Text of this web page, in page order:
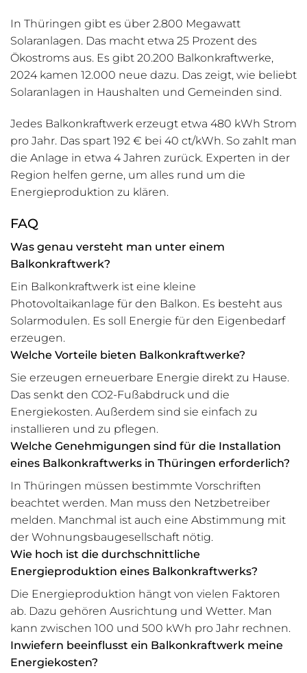
In Thüringen gibt es über 2.800 Megawatt
Solaranlagen. Das macht etwa 25 Prozent des
Ökostroms aus. Es gibt 20.200 Balkonkraftwerke,
2024 kamen 12.000 neue dazu. Das zeigt, wie beliebt
Solaranlagen in Haushalten und Gemeinden sind.
Jedes Balkonkraftwerk erzeugt etwa 480 kWh Strom
pro Jahr. Das spart 192 € bei 40 ct/kWh. So zahlt man
die Anlage in etwa 4 Jahren zurück. Experten in der
Region helfen gerne, um alles rund um die
Energieproduktion zu klären.
FAQ
Was genau versteht man unter einem
Balkonkraftwerk?
Ein Balkonkraftwerk ist eine kleine
Photovoltaikanlage für den Balkon. Es besteht aus
Solarmodulen. Es soll Energie für den Eigenbedarf
erzeugen.
Welche Vorteile bieten Balkonkraftwerke?
Sie erzeugen erneuerbare Energie direkt zu Hause.
Das senkt den CO2-Fußabdruck und die
Energiekosten. Außerdem sind sie einfach zu
installieren und zu pflegen.
Welche Genehmigungen sind für die Installation
eines Balkonkraftwerks in Thüringen erforderlich?
In Thüringen müssen bestimmte Vorschriften
beachtet werden. Man muss den Netzbetreiber
melden. Manchmal ist auch eine Abstimmung mit
der Wohnungsbaugesellschaft nötig.
Wie hoch ist die durchschnittliche
Energieproduktion eines Balkonkraftwerks?
Die Energieproduktion hängt von vielen Faktoren
ab. Dazu gehören Ausrichtung und Wetter. Man
kann zwischen 100 und 500 kWh pro Jahr rechnen.
Inwiefern beeinflusst ein Balkonkraftwerk meine
Energiekosten?